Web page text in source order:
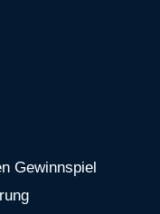
Gewinnspiel